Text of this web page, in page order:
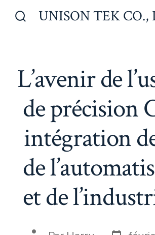
UNISON TEK CO.,
L’avenir de
de précision
intégration
de
et de